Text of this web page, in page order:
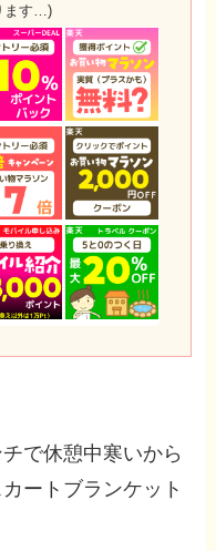
ます…)
で休憩中寒いから
ートブランケット